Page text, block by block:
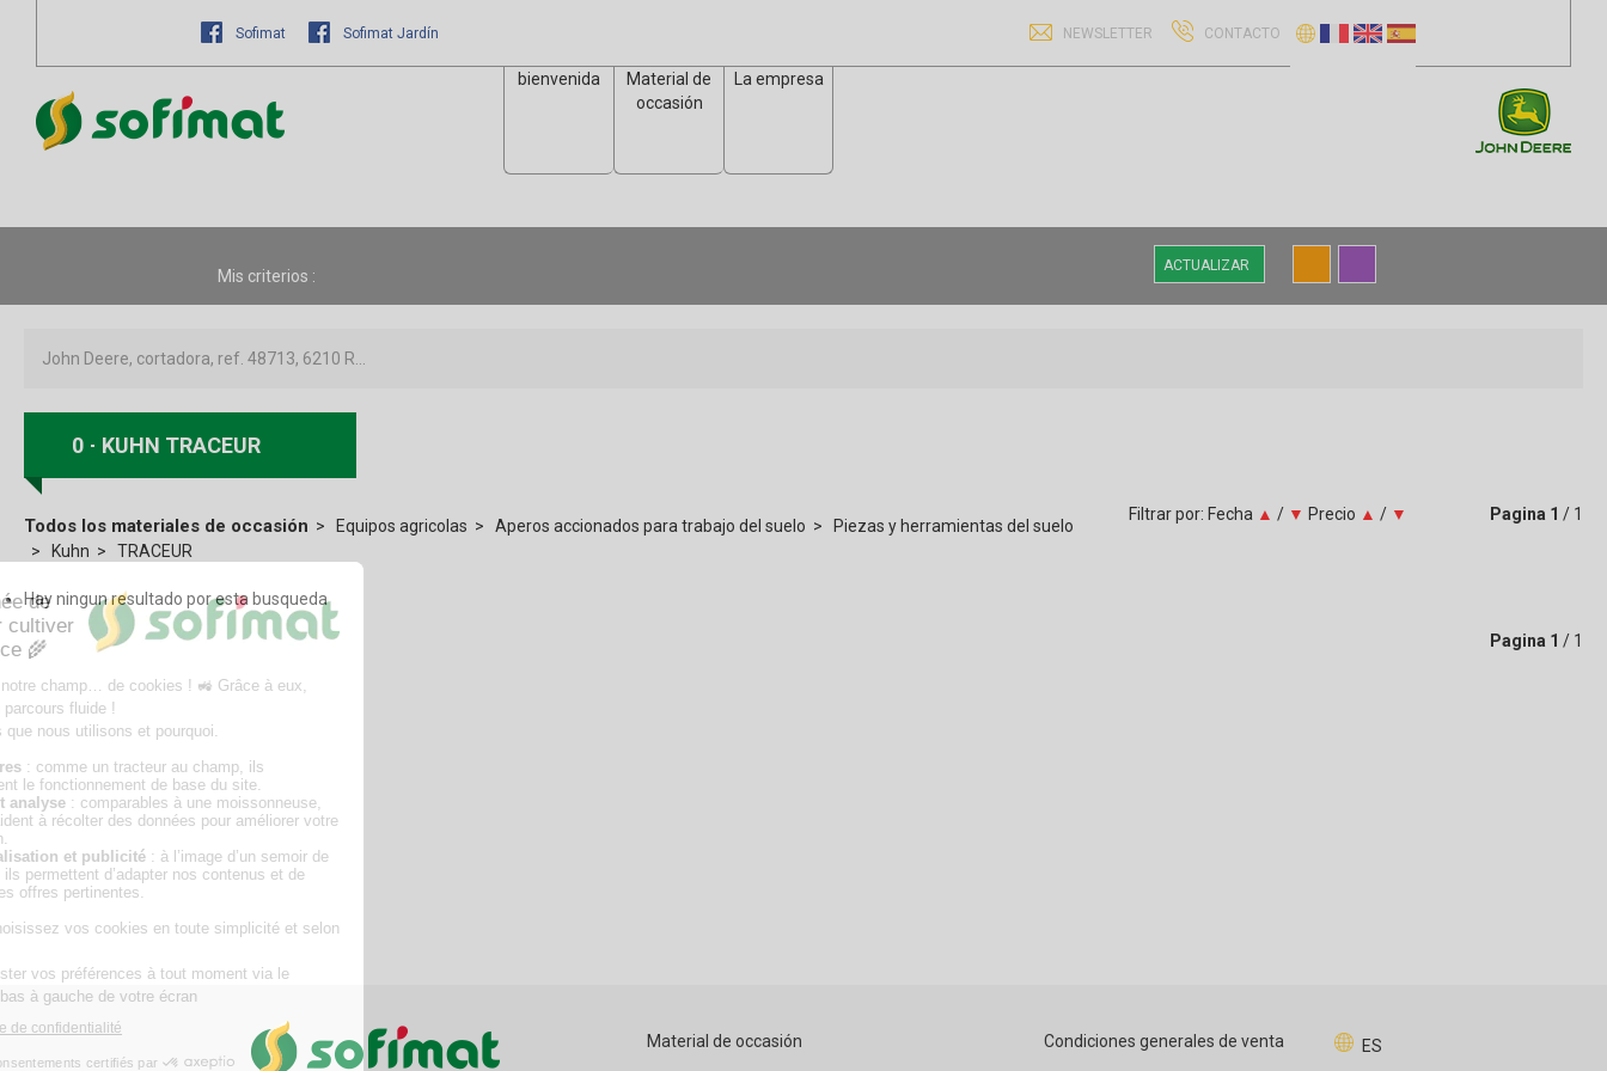
Sofimat Sofimat Jardín NEWSLETTER CONTACTO
bienvenida
Material de
occasión
La empresa
Mis criterios :
ACTUALIZAR
Todos los materiales de occasión Equipos agricolas Aperos accionados para trabajo del suelo
Piezas y herramientas del suelo
Kuhn
TRACEUR
0 KUHN TRACEUR
Filtrar por: Fecha ▲ / ▼ Precio ▲ / ▼ Pagina 1 / 1
Hay ningun resultado por esta busqueda
Pagina 1 / 1
ES
Material de occasión Condiciones generales de venta